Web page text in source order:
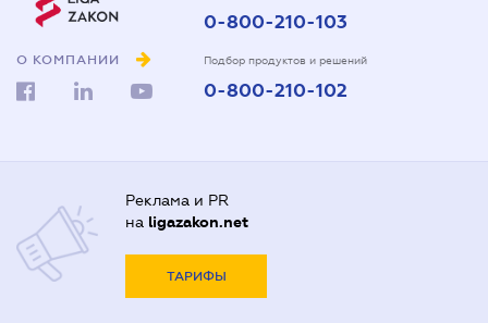
О КОМПАНИИ
0-800-210-103
Подбор продуктов и решений
0-800-210-102
Реклама и PR
на ligazakon.net
ТАРИФЫ